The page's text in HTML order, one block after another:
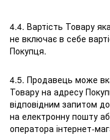
4.4. Вартість Товару
не включає в себе
Покупця.
4.5. Продавець може
Товару на адресу
відповідним запитом
на електронну пошту
оператора інтернет-